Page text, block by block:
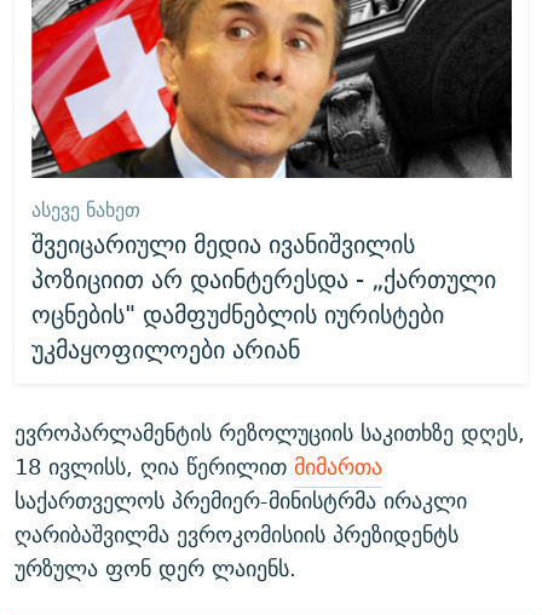
ᲐᲡᲔᲕᲔ ᲜᲐᲮᲔᲗ
შვეიცარიული მედია ივანიშვილის
პოზიციით არ დაინტერესდა - „ქართული
ოცნების" დამფუძნებლის იურისტები
უკმაყოფილოები არიან
ევროპარლამენტის რეზოლუციის საკითხზე დღეს,
18 ივლისს, ღია წერილითმიმართა
საქართველოს პრემიერ-მინისტრმა ირაკლი
ღარიბაშვილმა ევროკომისიის პრეზიდენტს
ურზულა ფონ დერ ლაიენს.